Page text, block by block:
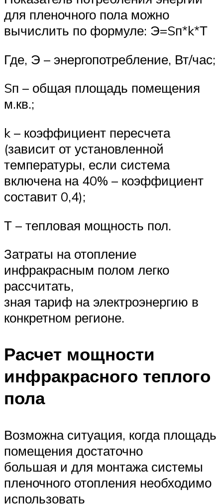
для пленочного пола можно
вычислить по формуле: Э=Sп*k*Т
Где, Э – энергопотребление, Вт/час;
Sп – общая площадь помещения
м.кв.;
k – коэффициент пересчета
(зависит от установленной
температуры, если система
включена на 40% – коэффициент
составит 0,4);
Т – тепловая мощность пол.
Затраты на отопление
инфракрасным полом легко
рассчитать,
зная тариф на электроэнергию в
конкретном регионе.
Расчет мощности
инфракрасного теплого
пола
Возможна ситуация, когда площадь
помещения достаточно
большая и для монтажа системы
пленочного отопления необходимо
использовать